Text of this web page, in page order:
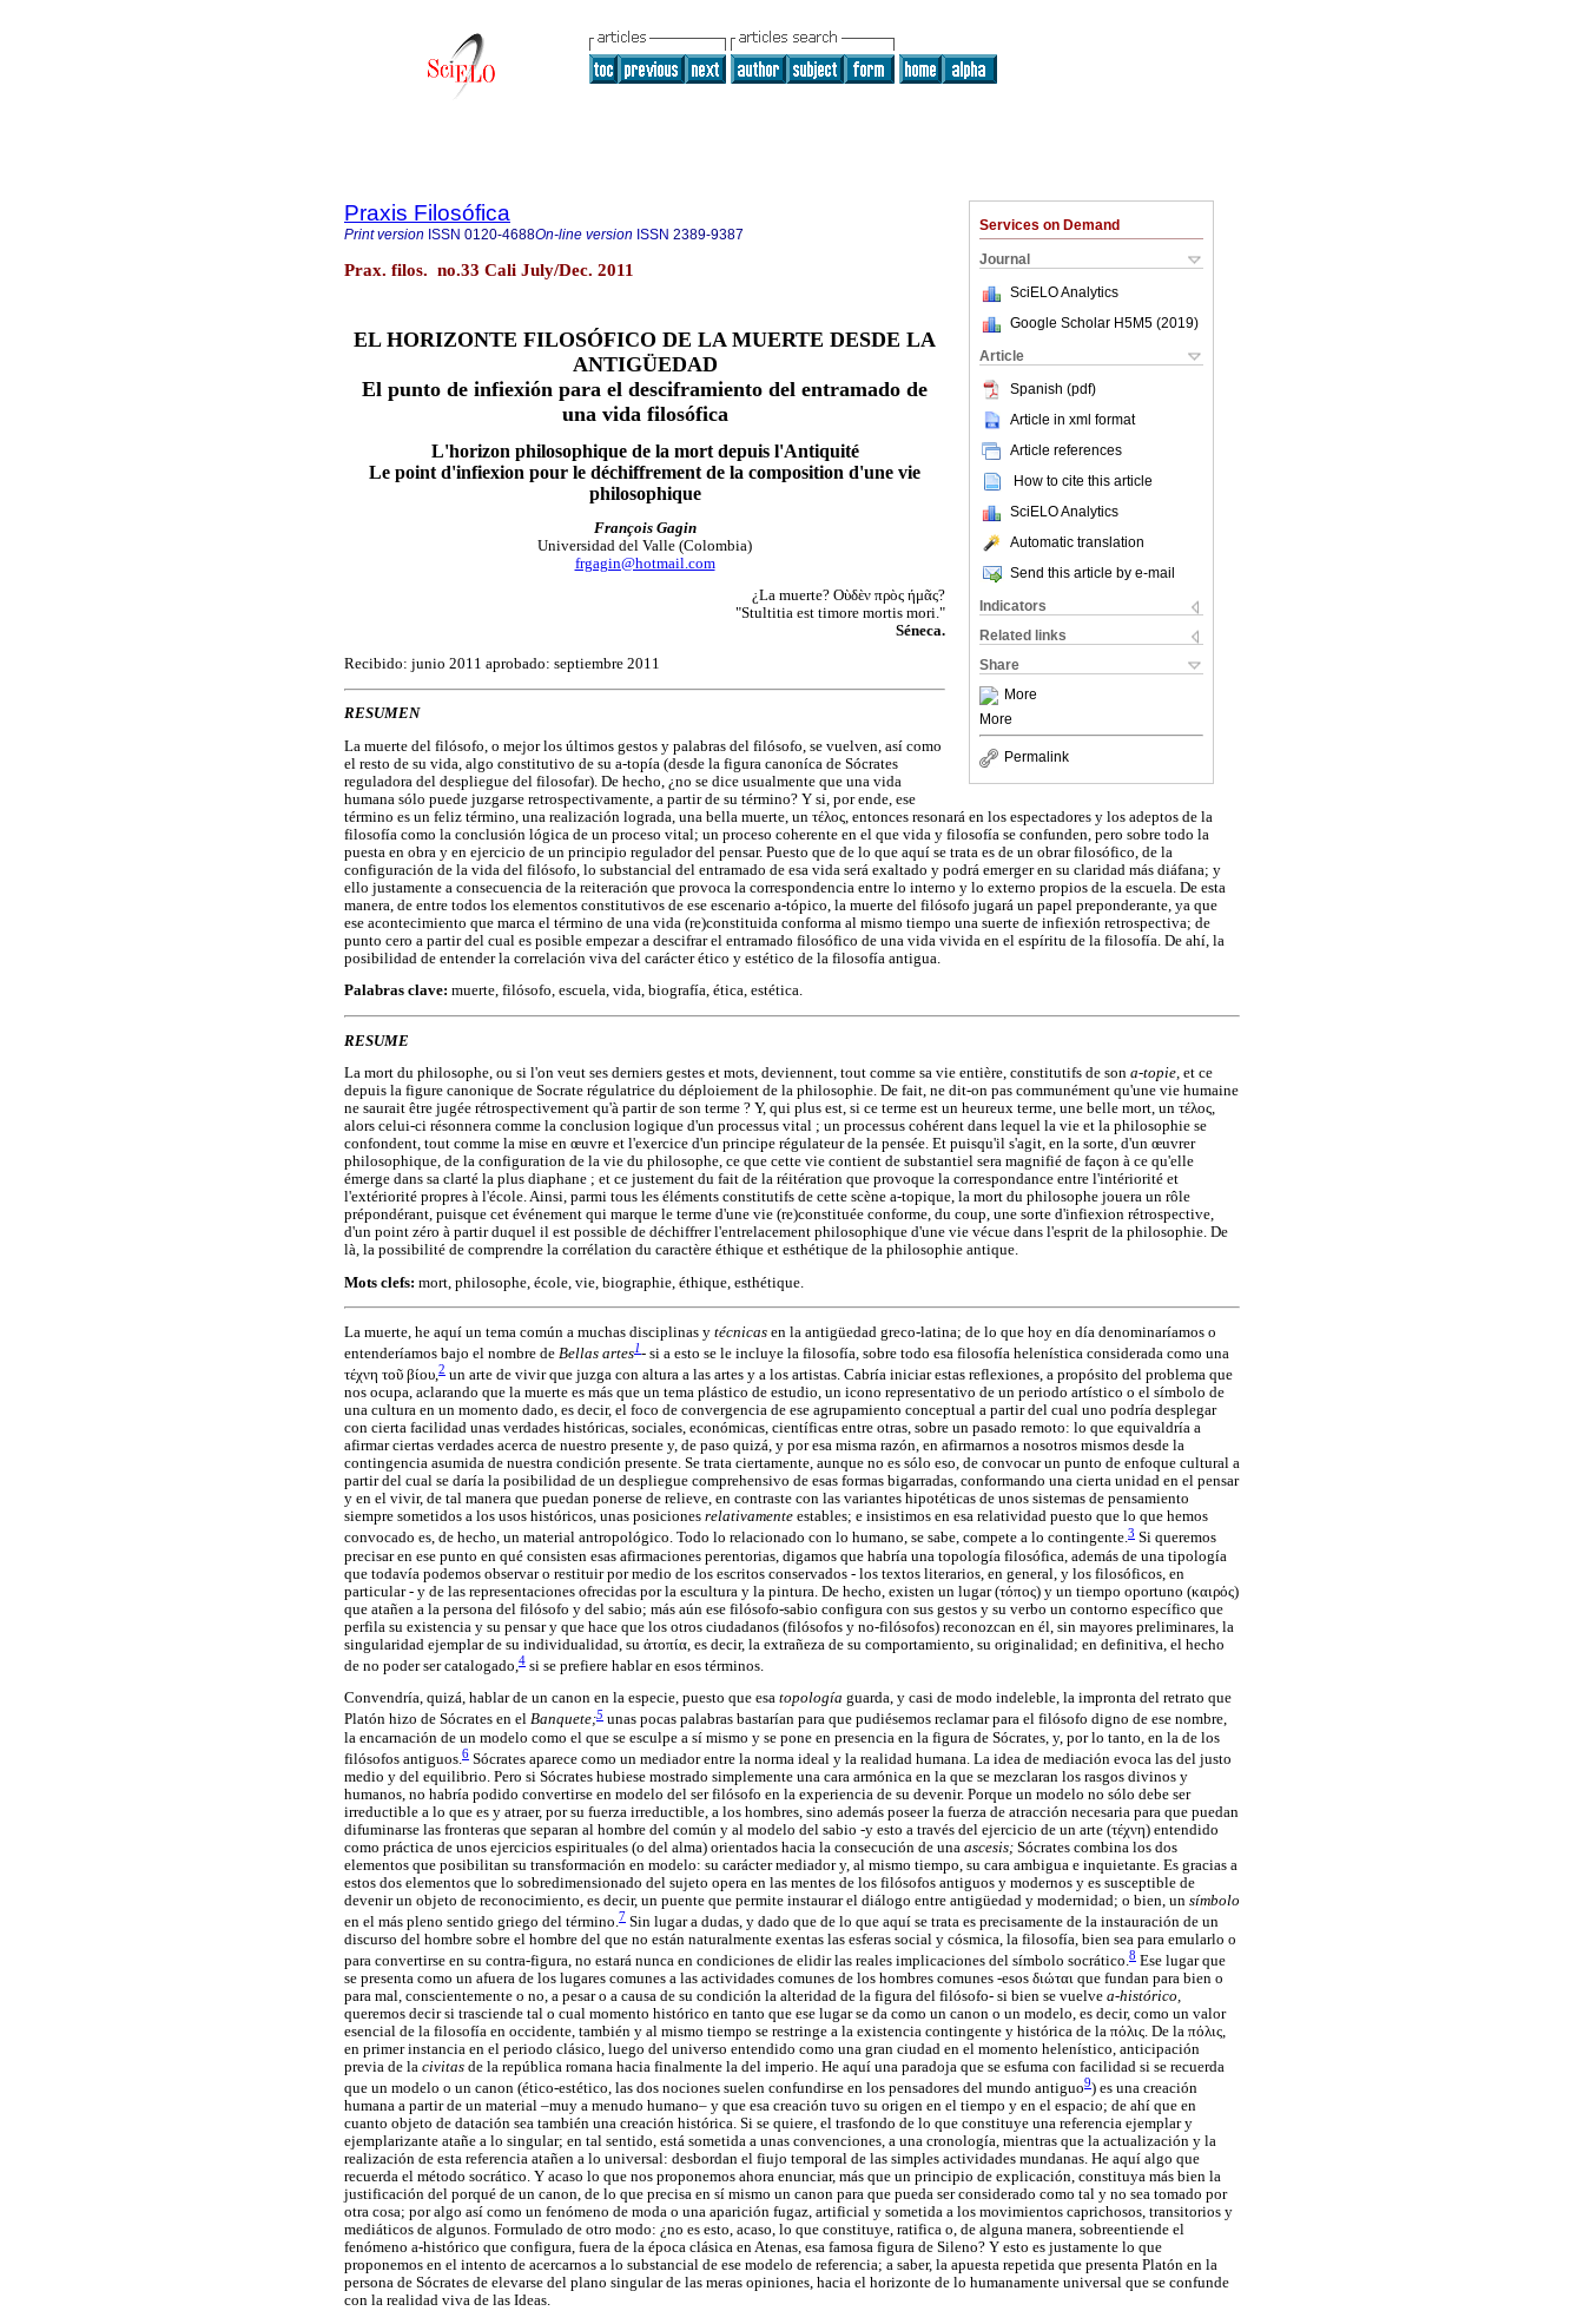
Services on Demand
Journal
SciELO Analytics
Google Scholar H5M5 (2019)
Article
Spanish (pdf)
Article in xml format
Article references
How to cite this article
SciELO Analytics
Automatic translation
Send this article by e-mail
Indicators
Related links
Share
More
More
Permalink
Praxis Filosófica
Print version ISSN 0120-4688On-line version ISSN 2389-9387
Prax. filos. no.33 Cali July/Dec. 2011
EL HORIZONTE FILOSÓFICO DE LA MUERTE DESDE LA
ANTIGÜEDAD
El punto de infiexión para el desciframiento del entramado de
una vida filosófica
L'horizon philosophique de la mort depuis l'Antiquité
Le point d'infiexion pour le déchiffrement de la composition d'une vie
philosophique
François Gagin
Universidad del Valle (Colombia)
frgagin@hotmail.com
¿La muerte? Οὺδὲν πρὸς ήμᾶς?
"Stultitia est timore mortis mori."
Séneca.
Recibido: junio 2011 aprobado: septiembre 2011
RESUMEN
La muerte del filósofo, o mejor los últimos gestos y palabras del filósofo, se vuelven, así como
el resto de su vida, algo constitutivo de su a-topía (desde la figura canoníca de Sócrates
reguladora del despliegue del filosofar). De hecho, ¿no se dice usualmente que una vida
humana sólo puede juzgarse retrospectivamente, a partir de su término? Y si, por ende, ese
término es un feliz término, una realización lograda, una bella muerte, un τέλος , entonces resonará en los espectadores y los adeptos de la
filosofía como la conclusión lógica de un proceso vital; un proceso coherente en el que vida y filosofía se confunden, pero sobre todo la
puesta en obra y en ejercicio de un principio regulador del pensar. Puesto que de lo que aquí se trata es de un obrar filosófico, de la
configuración de la vida del filósofo, lo substancial del entramado de esa vida será exaltado y podrá emerger en su claridad más diáfana; y
ello justamente a consecuencia de la reiteración que provoca la correspondencia entre lo interno y lo externo propios de la escuela. De esta
manera, de entre todos los elementos constitutivos de ese escenario a-tópico, la muerte del filósofo jugará un papel preponderante, ya que
ese acontecimiento que marca el término de una vida (re)constituida conforma al mismo tiempo una suerte de infiexión retrospectiva; de
punto cero a partir del cual es posible empezar a descifrar el entramado filosófico de una vida vivida en el espíritu de la filosofía. De ahí, la
posibilidad de entender la correlación viva del carácter ético y estético de la filosofía antigua.
Palabras clave: muerte, filósofo, escuela, vida, biografía, ética, estética.
RESUME
La mort du philosophe, ou si l'on veut ses derniers gestes et mots, deviennent, tout comme sa vie entière, constitutifs de son a-topie, et ce
depuis la figure canonique de Socrate régulatrice du déploiement de la philosophie. De fait, ne dit-on pas communément qu'une vie humaine
ne saurait être jugée rétrospectivement qu'à partir de son terme ? Y, qui plus est, si ce terme est un heureux terme, une belle mort, un τέλος,
alors celui-ci résonnera comme la conclusion logique d'un processus vital ; un processus cohérent dans lequel la vie et la philosophie se
confondent, tout comme la mise en œuvre et l'exercice d'un principe régulateur de la pensée. Et puisqu'il s'agit, en la sorte, d'un œuvrer
philosophique, de la configuration de la vie du philosophe, ce que cette vie contient de substantiel sera magnifié de façon à ce qu'elle
émerge dans sa clarté la plus diaphane ; et ce justement du fait de la réitération que provoque la correspondance entre l'intériorité et
l'extériorité propres à l'école. Ainsi, parmi tous les éléments constitutifs de cette scène a-topique, la mort du philosophe jouera un rôle
prépondérant, puisque cet événement qui marque le terme d'une vie (re)constituée conforme, du coup, une sorte d'infiexion rétrospective,
d'un point zéro à partir duquel il est possible de déchiffrer l'entrelacement philosophique d'une vie vécue dans l'esprit de la philosophie. De
là, la possibilité de comprendre la corrélation du caractère éthique et esthétique de la philosophie antique.
Mots clefs: mort, philosophe, école, vie, biographie, éthique, esthétique.
La muerte, he aquí un tema común a muchas disciplinas y técnicas en la antigüedad greco-latina; de lo que hoy en día denominaríamos o
entenderíamos bajo el nombre de Bellas artes1- si a esto se le incluye la filosofía, sobre todo esa filosofía helenística considerada como una
τέχνη τοῦ βίου,2 un arte de vivir que juzga con altura a las artes y a los artistas. Cabría iniciar estas reflexiones, a propósito del problema que
nos ocupa, aclarando que la muerte es más que un tema plástico de estudio, un icono representativo de un periodo artístico o el símbolo de
una cultura en un momento dado, es decir, el foco de convergencia de ese agrupamiento conceptual a partir del cual uno podría desplegar
con cierta facilidad unas verdades históricas, sociales, económicas, científicas entre otras, sobre un pasado remoto: lo que equivaldría a
afirmar ciertas verdades acerca de nuestro presente y, de paso quizá, y por esa misma razón, en afirmarnos a nosotros mismos desde la
contingencia asumida de nuestra condición presente. Se trata ciertamente, aunque no es sólo eso, de convocar un punto de enfoque cultural a
partir del cual se daría la posibilidad de un despliegue comprehensivo de esas formas bigarradas, conformando una cierta unidad en el pensar
y en el vivir, de tal manera que puedan ponerse de relieve, en contraste con las variantes hipotéticas de unos sistemas de pensamiento
siempre sometidos a los usos históricos, unas posiciones relativamente estables; e insistimos en esa relatividad puesto que lo que hemos
convocado es, de hecho, un material antropológico. Todo lo relacionado con lo humano, se sabe, compete a lo contingente.3 Si queremos
precisar en ese punto en qué consisten esas afirmaciones perentorias, digamos que habría una topología filosófica, además de una tipología
que todavía podemos observar o restituir por medio de los escritos conservados - los textos literarios, en general, y los filosóficos, en
particular - y de las representaciones ofrecidas por la escultura y la pintura. De hecho, existen un lugar (τόπος) y un tiempo oportuno (καιρός)
que atañen a la persona del filósofo y del sabio; más aún ese filósofo-sabio configura con sus gestos y su verbo un contorno específico que
perfila su existencia y su pensar y que hace que los otros ciudadanos (filósofos y no-filósofos) reconozcan en él, sin mayores preliminares, la
singularidad ejemplar de su individualidad, su ἀτοπία , es decir, la extrañeza de su comportamiento, su originalidad; en definitiva, el hecho
de no poder ser catalogado,4 si se prefiere hablar en esos términos.
Convendría, quizá, hablar de un canon en la especie, puesto que esa topología guarda, y casi de modo indeleble, la impronta del retrato que
Platón hizo de Sócrates en el Banquete;5 unas pocas palabras bastarían para que pudiésemos reclamar para el filósofo digno de ese nombre,
la encarnación de un modelo como el que se esculpe a sí mismo y se pone en presencia en la figura de Sócrates, y, por lo tanto, en la de los
filósofos antiguos.6 Sócrates aparece como un mediador entre la norma ideal y la realidad humana. La idea de mediación evoca las del justo
medio y del equilibrio. Pero si Sócrates hubiese mostrado simplemente una cara armónica en la que se mezclaran los rasgos divinos y
humanos, no habría podido convertirse en modelo del ser filósofo en la experiencia de su devenir. Porque un modelo no sólo debe ser
irreductible a lo que es y atraer, por su fuerza irreductible, a los hombres, sino además poseer la fuerza de atracción necesaria para que puedan
difuminarse las fronteras que separan al hombre del común y al modelo del sabio -y esto a través del ejercicio de un arte (τέχνη) entendido
como práctica de unos ejercicios espirituales (o del alma) orientados hacia la consecución de una ascesis; Sócrates combina los dos
elementos que posibilitan su transformación en modelo: su carácter mediador y, al mismo tiempo, su cara ambigua e inquietante. Es gracias a
estos dos elementos que lo sobredimensionado del sujeto opera en las mentes de los filósofos antiguos y modernos y es susceptible de
devenir un objeto de reconocimiento, es decir, un puente que permite instaurar el diálogo entre antigüedad y modernidad; o bien, un símbolo
en el más pleno sentido griego del término.7 Sin lugar a dudas, y dado que de lo que aquí se trata es precisamente de la instauración de un
discurso del hombre sobre el hombre del que no están naturalmente exentas las esferas social y cósmica, la filosofía, bien sea para emularlo o
para convertirse en su contra-figura, no estará nunca en condiciones de elidir las reales implicaciones del símbolo socrático.8 Ese lugar que
se presenta como un afuera de los lugares comunes a las actividades comunes de los hombres comunes -esos διώται que fundan para bien o
para mal, conscientemente o no, a pesar o a causa de su condición la alteridad de la figura del filósofo- si bien se vuelve a-histórico,
queremos decir si trasciende tal o cual momento histórico en tanto que ese lugar se da como un canon o un modelo, es decir, como un valor
esencial de la filosofía en occidente, también y al mismo tiempo se restringe a la existencia contingente y histórica de la πόλις. De la πόλις,
en primer instancia en el periodo clásico, luego del universo entendido como una gran ciudad en el momento helenístico, anticipación
previa de la civitas de la república romana hacia finalmente la del imperio. He aquí una paradoja que se esfuma con facilidad si se recuerda
que un modelo o un canon (ético-estético, las dos nociones suelen confundirse en los pensadores del mundo antiguo9) es una creación
humana a partir de un material –muy a menudo humano– y que esa creación tuvo su origen en el tiempo y en el espacio; de ahí que en
cuanto objeto de datación sea también una creación histórica. Si se quiere, el trasfondo de lo que constituye una referencia ejemplar y
ejemplarizante atañe a lo singular; en tal sentido, está sometida a unas convenciones, a una cronología, mientras que la actualización y la
realización de esta referencia atañen a lo universal: desbordan el fiujo temporal de las simples actividades mundanas. He aquí algo que
recuerda el método socrático. Y acaso lo que nos proponemos ahora enunciar, más que un principio de explicación, constituya más bien la
justificación del porqué de un canon, de lo que precisa en sí mismo un canon para que pueda ser considerado como tal y no sea tomado por
otra cosa; por algo así como un fenómeno de moda o una aparición fugaz, artificial y sometida a los movimientos caprichosos, transitorios y
mediáticos de algunos. Formulado de otro modo: ¿no es esto, acaso, lo que constituye, ratifica o, de alguna manera, sobreentiende el
fenómeno a-histórico que configura, fuera de la época clásica en Atenas, esa famosa figura de Sileno? Y esto es justamente lo que
proponemos en el intento de acercarnos a lo substancial de ese modelo de referencia; a saber, la apuesta repetida que presenta Platón en la
persona de Sócrates de elevarse del plano singular de las meras opiniones, hacia el horizonte de lo humanamente universal que se confunde
con la realidad viva de las Ideas.